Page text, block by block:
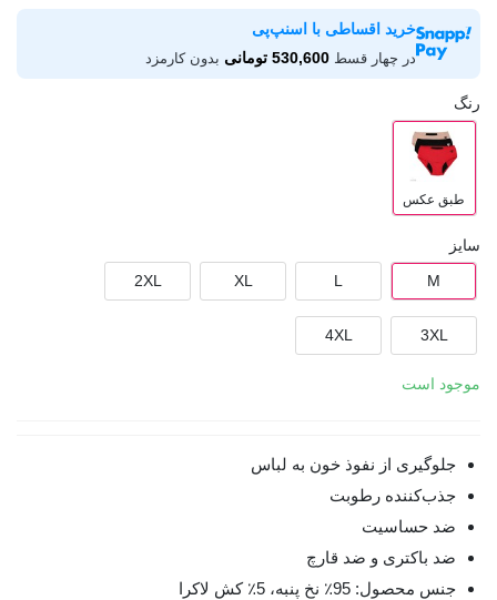
خرید اقساطی با اسنپ‌پی
در چهار قسط 530,600 تومانی بدون کارمزد
رنگ
طبق عکس
سایز
M
L
XL
2XL
3XL
4XL
موجود است
جلوگیری از نفوذ خون به لباس
جذب‌کننده رطوبت
ضد حساسیت
ضد باکتری و ضد قارچ
جنس محصول: 95٪ نخ پنبه، 5٪ کش لاکرا